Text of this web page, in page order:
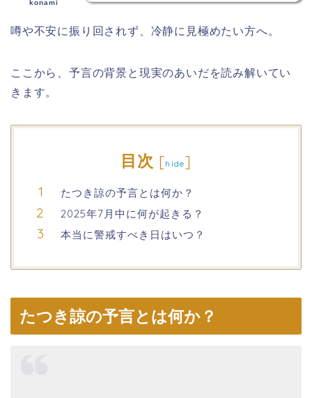
konami
噂や不安に振り回されず、冷静に見極めたい方へ。
ここから、予言の背景と現実のあいだを読み解いてい
きます。
目次 [hide]
たつき諒の予言とは何か？
2025年7月中に何が起きる？
本当に警戒すべき日はいつ？
たつき諒の予言とは何か？